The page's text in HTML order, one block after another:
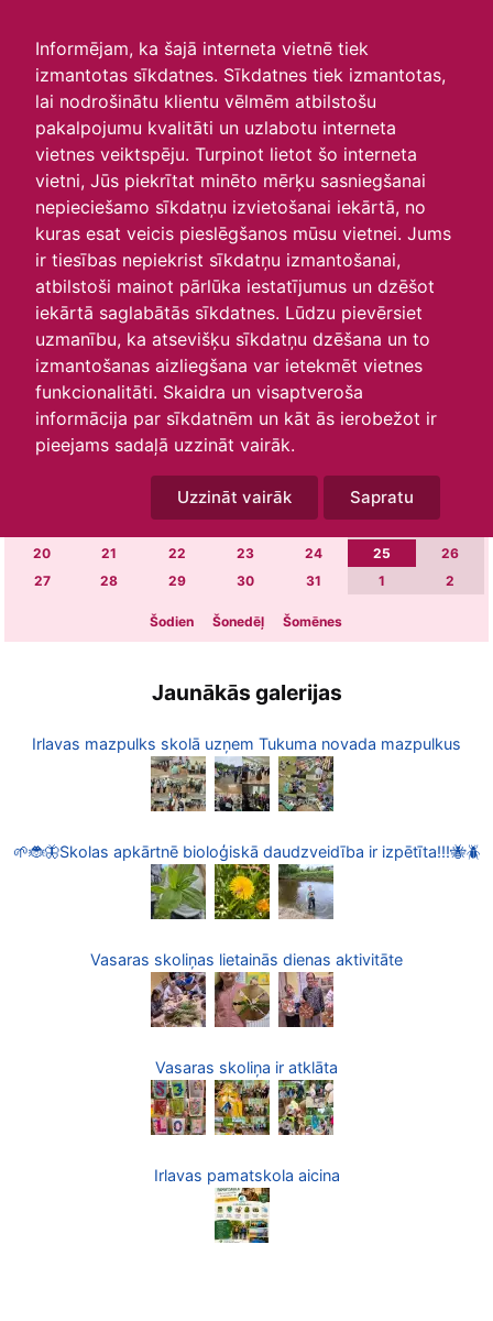
Informējam, ka šajā interneta vietnē tiek
izmantotas sīkdatnes. Sīkdatnes tiek izmantotas,
lai nodrošinātu klientu vēlmēm atbilstošu
pakalpojumu kvalitāti un uzlabotu interneta
vietnes veiktspēju. Turpinot lietot šo interneta
vietni, Jūs piekrītat minēto mērķu sasniegšanai
nepieciešamo sīkdatņu izvietošanai iekārtā, no
kuras esat veicis pieslēgšanos mūsu vietnei. Jums
ir tiesības nepiekrist sīkdatņu izmantošanai,
atbilstoši mainot pārlūka iestatījumus un dzēšot
iekārtā saglabātās sīkdatnes. Lūdzu pievērsiet
uzmanību, ka atsevišķu sīkdatņu dzēšana un to
izmantošanas aizliegšana var ietekmēt vietnes
funkcionalitāti. Skaidra un visaptveroša
informācija par sīkdatnēm un kāt ās ierobežot ir
pieejams sadaļā uzzināt vairāk.
Uzzināt vairāk Sapratu
Skats :
Aktuālie
Šodien Šonedēļ
Šomēnes
Arhīvs
O T S
8 9 11
15 16 17 18
20
21 22 23 24 25
26
27
28 29 30 31 1 2
Šodien Šonedēļ Šomēnes
Jaunākās galerijas
Irlavas mazpulks skolā uzņem Tukuma novada mazpulkus
🌱🐞🦋Skolas apkārtnē bioloģiskā daudzveidība ir izpētīta!!!🐝🪲
Vasaras skoliņas lietainās dienas aktivitāte
Vasaras skoliņa ir atklāta
Irlavas pamatskola aicina